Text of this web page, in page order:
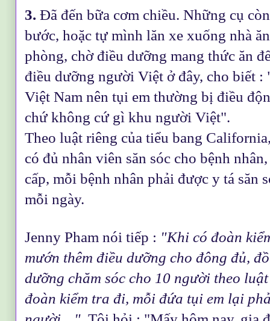
3. Đã đến bữa cơm chiều. Những cụ
bước, hoặc tự mình lăn xe xuống nhà
phòng, chờ điều dưỡng mang thức ăn
điều dưỡng người Việt ở đây, cho biết
Việt Nam nên tụi em thường bị điều
chứ không cứ gì khu người Việt".
Theo luật riêng của tiểu bang
có đủ nhân viên săn sóc cho bệnh
cấp, mỗi bệnh nhân phải được y tá săn
mỗi ngày.
Jenny Pham nói tiếp : "Khi có đoàn
mướn thêm điều dưỡng cho đông đủ,
dưỡng chăm sóc cho 10 người theo
đoàn kiểm tra đi, mỗi đứa tụi em lại